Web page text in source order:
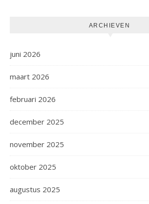
ARCHIEVEN
juni 2026
maart 2026
februari 2026
december 2025
november 2025
oktober 2025
augustus 2025